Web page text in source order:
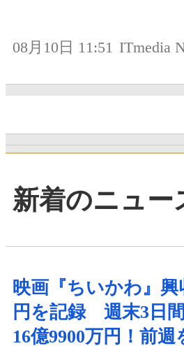
08月10日 11:51 ITmedia
新着のニュー
映画『ちいかわ』興
円を記録 週末3日
16億9900万円！前週